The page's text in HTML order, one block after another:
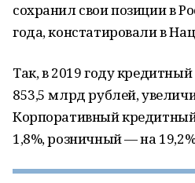
сохранил свои позиции в
года, констатировали в
Так, в 2019 году
853,5 млрд рублей,
Корпоративный
1,8%, розничный — на